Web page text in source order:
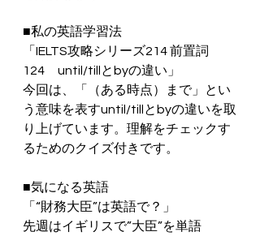
■私の英語学習法
「IELTS攻略シリーズ214 前置詞
124　until/tillとbyの違い」
今回は、「（ある時点）まで」とい
う意味を表すuntil/tillとbyの違いを取
り上げています。理解をチェックす
るためのクイズ付きです。
■気になる英語
「“財務大臣”は英語で？」
先週はイギリスで”大臣”を単語